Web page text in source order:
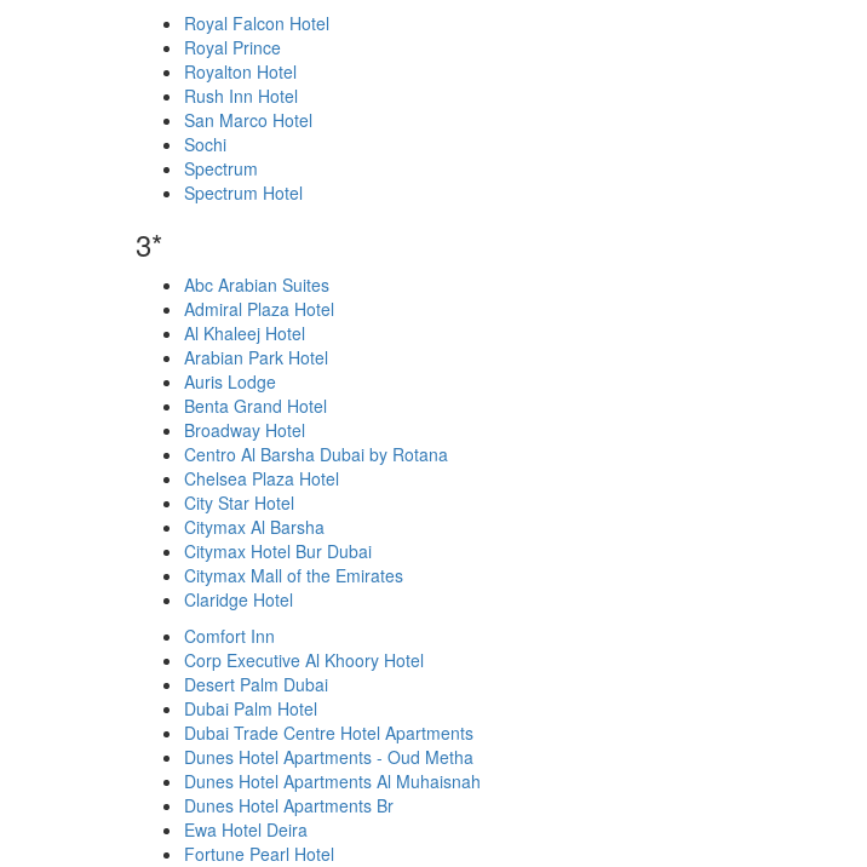
Royal Falcon Hotel
Royal Prince
Royalton Hotel
Rush Inn Hotel
San Marco Hotel
Sochi
Spectrum
Spectrum Hotel
3*
Abc Arabian Suites
Admiral Plaza Hotel
Al Khaleej Hotel
Arabian Park Hotel
Auris Lodge
Benta Grand Hotel
Broadway Hotel
Centro Al Barsha Dubai by Rotana
Chelsea Plaza Hotel
City Star Hotel
Citymax Al Barsha
Citymax Hotel Bur Dubai
Citymax Mall of the Emirates
Claridge Hotel
Comfort Inn
Corp Executive Al Khoory Hotel
Desert Palm Dubai
Dubai Palm Hotel
Dubai Trade Centre Hotel Apartments
Dunes Hotel Apartments - Oud Metha
Dunes Hotel Apartments Al Muhaisnah
Dunes Hotel Apartments Br
Ewa Hotel Deira
Fortune Pearl Hotel